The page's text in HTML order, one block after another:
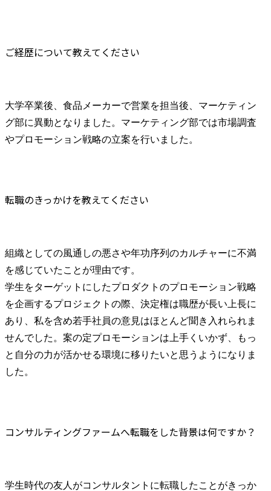
ご経歴について教えてください
大学卒業後、食品メーカーで営業を担当後、マーケティン
グ部に異動となりました。マーケティング部では市場調査
やプロモーション戦略の立案を行いました。
転職のきっかけを教えてください
組織としての風通しの悪さや年功序列のカルチャーに不満
を感じていたことが理由です。
学生をターゲットにしたプロダクトのプロモーション戦略
を企画するプロジェクトの際、決定権は職歴が長い上長に
あり、私を含め若手社員の意見はほとんど聞き入れられま
せんでした。案の定プロモーションは上手くいかず、もっ
と自分の力が活かせる環境に移りたいと思うようになりま
した。
コンサルティングファームへ転職をした背景は何ですか？
学生時代の友人がコンサルタントに転職したことがきっか